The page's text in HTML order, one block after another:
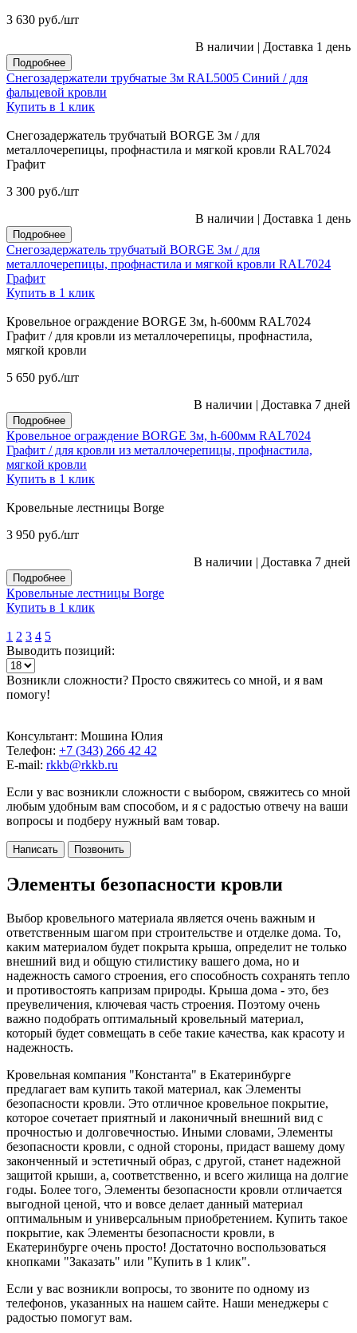
3 630 руб./шт
В наличии | Доставка 1 день
Подробнее
Снегозадержатели трубчатые 3м RAL5005 Синий / для
фальцевой кровли
Купить в 1 клик
Снегозадержатель трубчатый BORGE 3м / для
металлочерепицы, профнастила и мягкой кровли RAL7024
Графит
3 300 руб./шт
В наличии | Доставка 1 день
Подробнее
Снегозадержатель трубчатый BORGE 3м / для
металлочерепицы, профнастила и мягкой кровли RAL7024
Графит
Купить в 1 клик
Кровельное ограждение BORGE 3м, h-600мм RAL7024
Графит / для кровли из металлочерепицы, профнастила,
мягкой кровли
5 650 руб./шт
В наличии | Доставка 7 дней
Подробнее
Кровельное ограждение BORGE 3м, h-600мм RAL7024
Графит / для кровли из металлочерепицы, профнастила,
мягкой кровли
Купить в 1 клик
Кровельные лестницы Borge
3 950 руб./шт
В наличии | Доставка 7 дней
Подробнее
Кровельные лестницы Borge
Купить в 1 клик
1 2 3 4 5
Выводить позиций:
Возникли сложности? Просто свяжитесь со мной, и я вам
помогу!
Консультант: Мошина Юлия
Телефон: +7 (343) 266 42 42
E-mail: rkkb@rkkb.ru
Если у вас возникли сложности с выбором, свяжитесь со мной
любым удобным вам способом, и я с радостью отвечу на ваши
вопросы и подберу нужный вам товар.
Написать Позвонить
Элементы безопасности кровли
Выбор кровельного материала является очень важным и
ответственным шагом при строительстве и отделке дома. То,
каким материалом будет покрыта крыша, определит не только
внешний вид и общую стилистику вашего дома, но и
надежность самого строения, его способность сохранять тепло
и противостоять капризам природы. Крыша дома - это, без
преувеличения, ключевая часть строения. Поэтому очень
важно подобрать оптимальный кровельный материал,
который будет совмещать в себе такие качества, как красоту и
надежность.
Кровельная компания "Константа" в Екатеринбурге
предлагает вам купить такой материал, как Элементы
безопасности кровли. Это отличное кровельное покрытие,
которое сочетает приятный и лаконичный внешний вид с
прочностью и долговечностью. Иными словами, Элементы
безопасности кровли, с одной стороны, придаст вашему дому
законченный и эстетичный образ, с другой, станет надежной
защитой крыши, а, соответственно, и всего жилища на долгие
годы. Более того, Элементы безопасности кровли отличается
выгодной ценой, что и вовсе делает данный материал
оптимальным и универсальным приобретением. Купить такое
покрытие, как Элементы безопасности кровли, в
Екатеринбурге очень просто! Достаточно воспользоваться
кнопками "Заказать" или "Купить в 1 клик".
Если у вас возникли вопросы, то звоните по одному из
телефонов, указанных на нашем сайте. Наши менеджеры с
радостью помогут вам.